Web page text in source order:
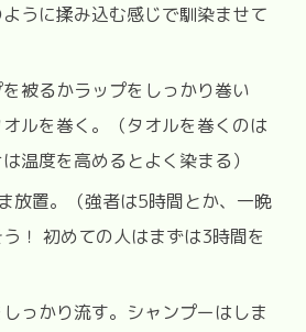
うに揉み込む感じで馴染ませて
被るかラップをしっかり巻い
ルを巻く。（タオルを巻くのは
温度を高めるとよく染まる）
放置。（強者は5時間とか、一晩
！ 初めての人はまずは3時間を
っかり流す。シャンプーはしま